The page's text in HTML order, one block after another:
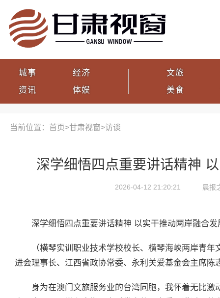
城事
资讯
经济
体娱
文旅
美食
当前位置：首页>甘肃视窗>访谈
深学细悟四点重要讲话精神
2026-04-12 21:20:21 晨报
深学细悟四点重要讲话精神 以实干推动两岸融合发
（横琴实训职业技术学校校长、横琴海峡两岸青
进会理事长、江西省政协常委、永利关爱基金会主席陈
身为在澳门文旅服务业的台湾同胞，我怀着无比